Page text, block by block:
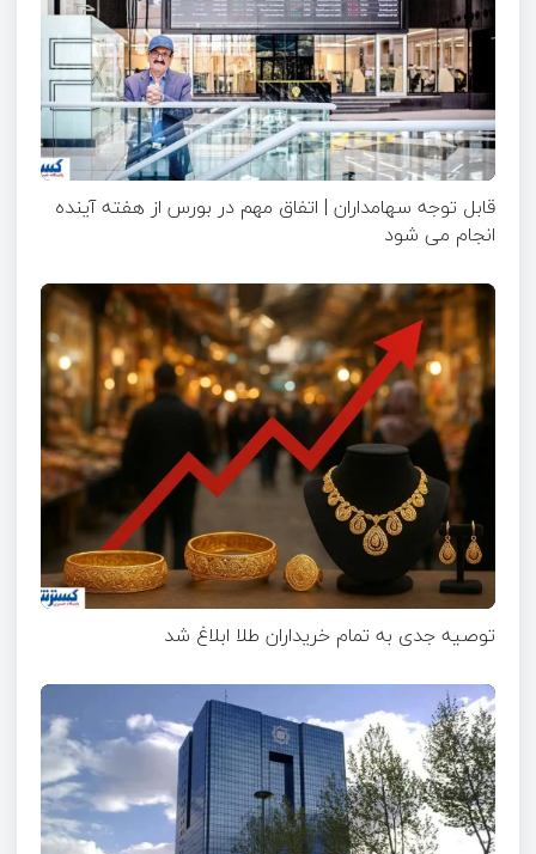
قابل توجه سهامداران | اتفاق مهم در بورس از هفته آینده
انجام می شود
توصیه جدی به تمام خریداران طلا ابلاغ شد